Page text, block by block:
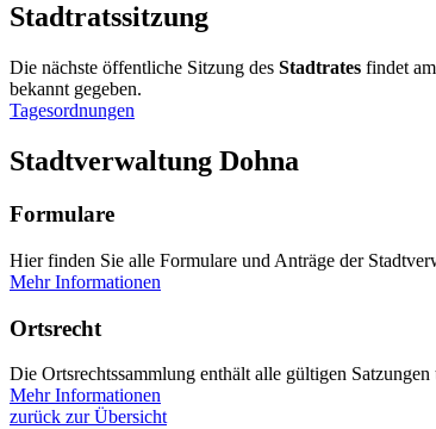
Stadtratssitzung
Die nächste öffentliche Sitzung des Stadtrates findet am
bekannt gegeben.
Tagesordnungen
Stadtverwaltung Dohna
Formulare
Hier finden Sie alle Formulare und Anträge der
Mehr Informationen
Ortsrecht
Die Ortsrechtssammlung enthält alle gültigen
Mehr Informationen
zurück zur Übersicht